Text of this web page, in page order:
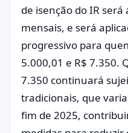
de isenção do IR
mensais, e será
progressivo para
5.000,01 e R$ 7.350.
7.350 continuará
tradicionais, que
fim de 2025,